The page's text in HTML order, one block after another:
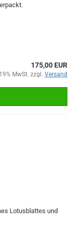
175,00 EUR
MwSt. zzgl. Versand
Lotusblattes und